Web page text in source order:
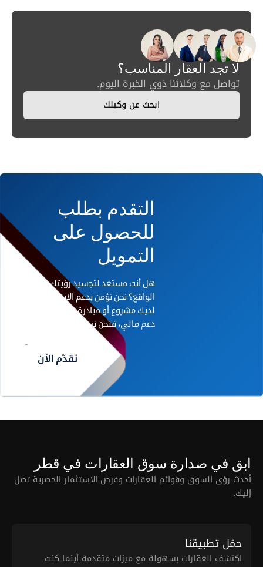
لا تجد العقار المناسب؟
تواصل مع وكلائنا ذوي الخبرة اليوم.
ابحث عن وكيلك
التقدم بطلب
للحصول على
التمويل
هل أنت مستعد لتجسيد رؤيتك على أرض
الواقع؟ نحن نؤمن بدعم الابتكار. إذا كان
لديك مشروع أو مبادرة رائدة تحتاج إلى
دعم مالي، فنحن نريد أن نسمع منك.
تقدّم الآن
ابق في صدارة سوق العقارات في قطر
أحدث رؤى السوق وقوائم العقارات وفرص الاستثمار الحصرية تصل
إليك.
حمّل تطبيقنا
اكتشف العقارات بسهولة مع ميزات متقدمة أينما كنت